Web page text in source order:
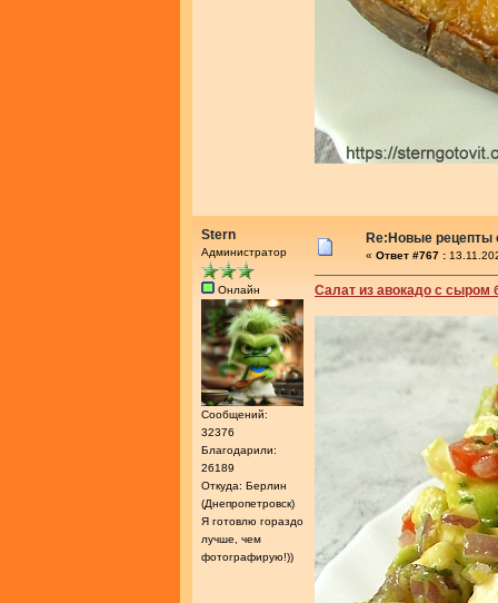
Stern
Администратор
Онлайн
Сообщений:
32376
Благодарили:
26189
Откуда: Берлин
(Днепропетровск)
Я готовлю гораздо
лучше, чем
фотографирую!))
Re:Новые рецепты
« Ответ #767 :
Салат из авокадо с сыром